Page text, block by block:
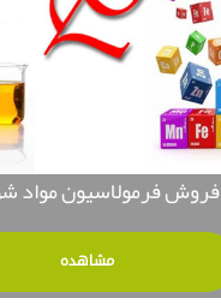
فروش فرمولاسیون مواد
مشاهده